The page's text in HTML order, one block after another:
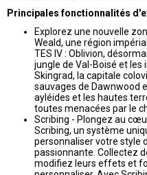
Principales fonctionnalités
Explorez une nouvelle
Weald, une région
TES IV : Oblivion,
jungle de Val-Boisé et les
Skingrad, la capitale
sauvages de Dawnwood
ayléides et les hautes
toutes menacées par le
Scribing - Plongez au
Scribing, un système
personnaliser votre style
passionnante. Collectez
modifiez leurs effets et